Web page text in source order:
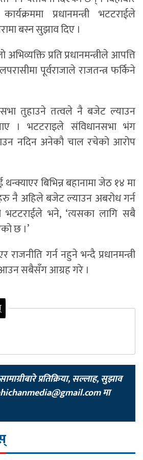
प्रधानमन्त्री भटटराईले
बस्न सुझाव दिए ।
अभिव्यक्ति प्रति प्रधानमन्त्रीले आपत्ति
पूर्वराजाले राजतन्त्र फर्किने
तुहाउने तत्वले नै बजेट ल्याउन
। भटटराइले संविधानसभा भंग
नदिन अनेकौ चाल रचेको आरोप
बिभिन्न बहानामा जेठ १४ मा
नै अहिले बजेट ल्याउन अबरोध गर्न
भटटराईले भने, ‘त्यसका लागि सबै
छ ।’
गर्न नहुने भन्दै प्रधानमन्त्री
सबैसँग आग्रह गरे ।
प्रतिक्रिया, सल्लाह, सुझाव
मा